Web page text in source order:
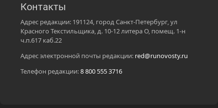
Контакты
Адрес редакции: 191124, город Санкт-Петербург, ул
Красного Текстильщика, д. 10-12 литера О, помещ. 1-н
ч.п.617 каб.22
Адрес электронной почты редакции: red@runovosty.ru
Телефон редакции:8 800 555 3716